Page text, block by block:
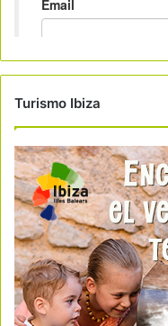
Turismo Ibiza